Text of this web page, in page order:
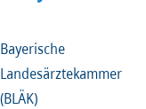
Bayerische
Landesärztekammer
(BLÄK)